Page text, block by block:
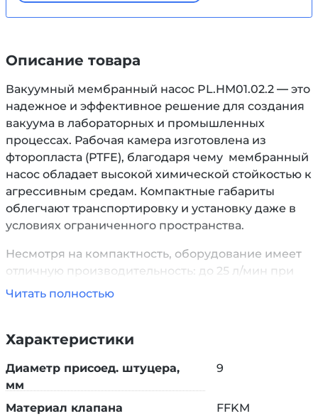
Описание товара
Вакуумный мембранный насос PL.HM01.02.2 — это
надежное и эффективное решение для создания
вакуума в лабораторных и промышленных
процессах. Рабочая камера изготовлена из
фторопласта (PTFE), благодаря чему мембранный
насос обладает высокой химической стойкостью к
агрессивным средам. Компактные габариты
облегчают транспортировку и установку даже в
условиях ограниченного пространства.
Несмотря на компактность, оборудование имеет
отличную производительность: до 25 л/мин при
предельном остаточном вакууме в 2 мбар. При
требует специальной подготовки и
Узнать больше: индивидуальные решения:
штуцера и аксессуары
Читать полностью
Характеристики
Диаметр присоед. штуцера,
мм
9
Материал клапана
FFKM